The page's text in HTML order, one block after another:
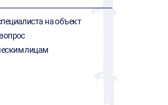
на объект
лицам